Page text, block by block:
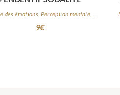
Maîtrise des émotions, Perception mentale, Logique
9€